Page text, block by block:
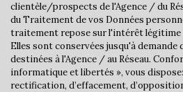
Lycée
Bibliothèque
Gare ferroviaire
clientèle/prospects de l'Agence / du
du Traitement de vos Données
traitement repose sur l'intérêt légitime
Elles sont conservées jusqu'à
destinées à l'Agence / au Réseau.
informatique et libertés », vous
rectification, d’effacement,